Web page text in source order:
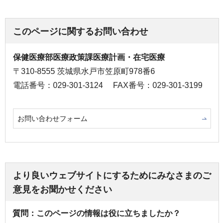
このページに関するお問い合わせ
保健医療部医療政策課医療計画・在宅医療
〒310-8555 茨城県水戸市笠原町978番6
電話番号：029-301-3124
FAX番号：029-301-3199
お問い合わせフォーム
より良いウェブサイトにするためにみなさまのご
意見をお聞かせください
質問：このページの情報は役に立ちましたか？